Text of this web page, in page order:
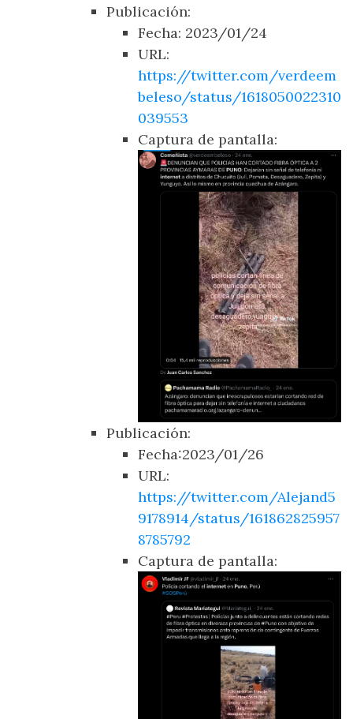
Publicación:
Fecha: 2023/01/24
URL:
https://twitter.com/verdeem
beleso/status/1618050022310
039553
Captura de pantalla:
Publicación:
Fecha:2023/01/26
URL:
https://twitter.com/Alejand5
9178914/status/161862825957
8785792
Captura de pantalla: